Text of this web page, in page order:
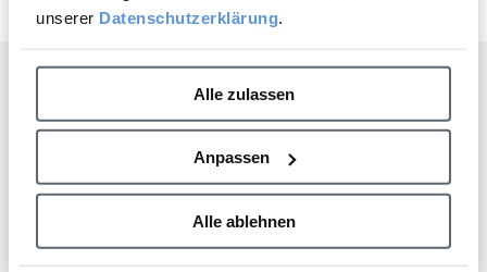
unserer Datenschutzerklärung.
Alle zulassen
Anpassen
Alle ablehnen
Gesunde Haut
Wir glauben, dass gesunde Haut Deine Lebensqualität
verbessert. Darum verwenden wir hochwertige